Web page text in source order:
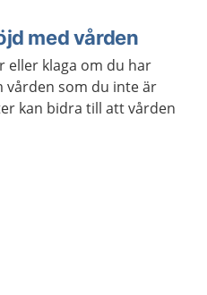
med vården
eller klaga om du har
som du inte är
kan bidra till att vården